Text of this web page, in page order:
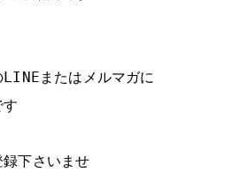
またはメルマガに
下さいませ